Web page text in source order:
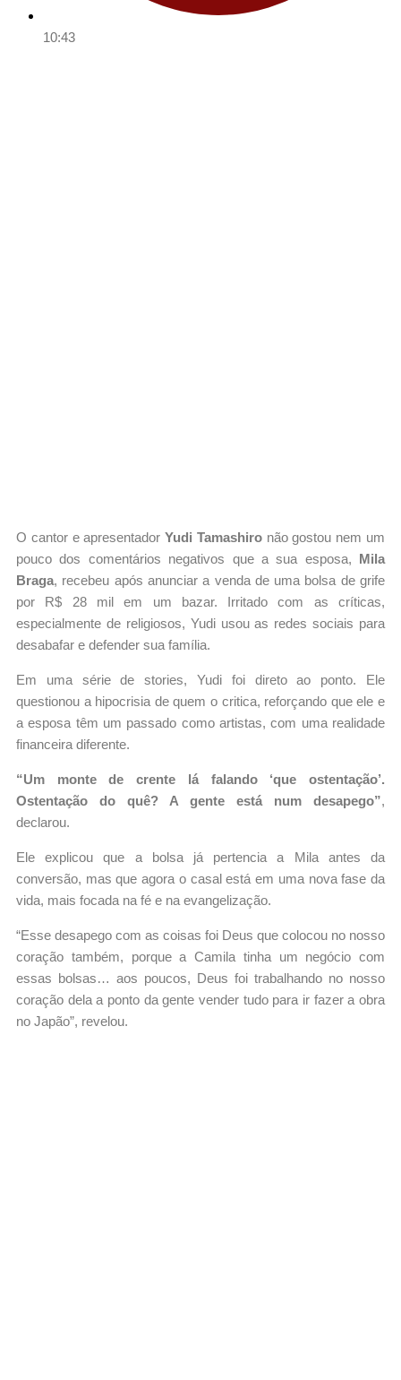
10:43
O cantor e apresentadorYudi Tamashironão gostou nem um
pouco dos comentários negativos que a sua esposa, Mila
Braga, recebeu após anunciar a venda de uma bolsa de grife
por R$ 28 mil em um bazar. Irritado com as críticas,
especialmente de religiosos, Yudi usou as redes sociais para
desabafar e defender sua família.
Em uma série de stories, Yudi foi direto ao ponto. Ele
questionou a hipocrisia de quem o critica, reforçando que ele e
a esposa têm um passado como artistas, com uma realidade
financeira diferente.
“Um monte de crente lá falando ‘que ostentação’.
Ostentação do quê? A gente está num desapego”,
declarou.
Ele explicou que a bolsa já pertencia a Mila antes da
conversão, mas que agora o casal está em uma nova fase da
vida, mais focada na fé e na evangelização.
“Esse desapego com as coisas foi Deus que colocou no nosso
coração também, porque a Camila tinha um negócio com
essas bolsas… aos poucos, Deus foi trabalhando no nosso
coração dela a ponto da gente vender tudo para ir fazer a obra
no Japão”, revelou.